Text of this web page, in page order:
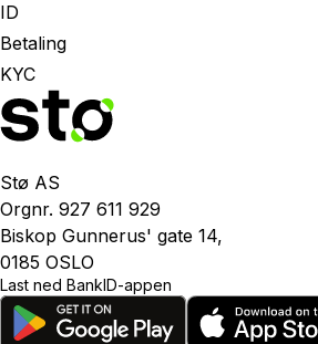
ID
Betaling
KYC
Stø AS
Orgnr. 927 611 929
Biskop Gunnerus' gate 14,
0185 OSLO
Last ned BankID-appen